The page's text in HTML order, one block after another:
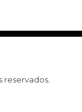
reservados.